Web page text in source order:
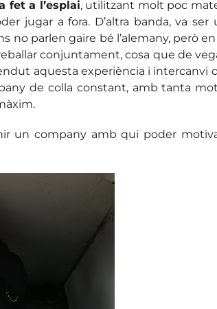
fet a l’esplai, utilitzant molt poc
jugar a fora. D’altra banda, va ser
parlen gaire bé l’alemany, però en
conjuntament, cosa que de
aquesta experiència i intercanvi
de colla constant, amb tanta
un company amb qui poder